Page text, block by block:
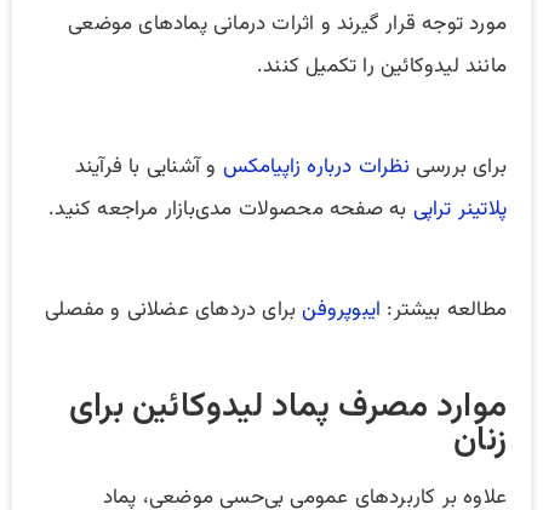
مورد توجه قرار گیرند و اثرات درمانی پمادهای موضعی
مانند لیدوکائین را تکمیل کنند.
برای بررسی نظرات درباره زاپیامکس و آشنایی با فرآیند
پلاتینر تراپی به صفحه محصولات مدی‌بازار مراجعه کنید.
مطالعه بیشتر: ایبوپروفنبرای دردهای عضلانی و مفصلی
موارد مصرف پماد لیدوکائین برای
زنان
علاوه بر کاربردهای عمومی بی‌حسی موضعی، پماد